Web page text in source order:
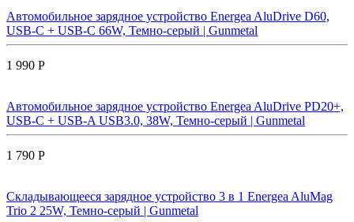
Автомобильное зарядное устройство Energea AluDrive D60,
USB-C + USB-С 66W, Темно-серый | Gunmetal
1 990 Р
Автомобильное зарядное устройство Energea AluDrive PD20+,
USB-C + USB-A USB3.0, 38W, Темно-серый | Gunmetal
1 790 Р
Складывающееся зарядное устройство 3 в 1 Energea AluMag
Trio 2 25W, Темно-серый | Gunmetal